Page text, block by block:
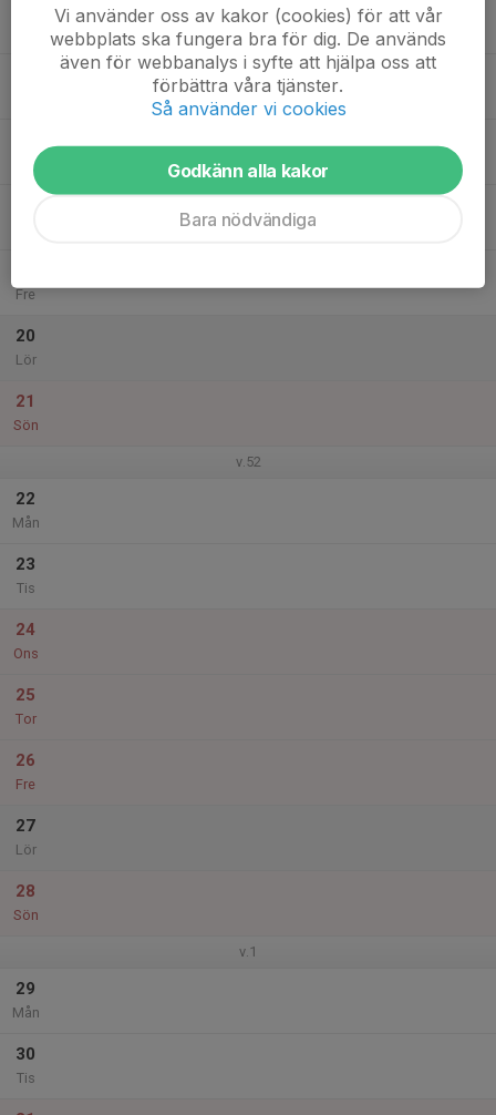
Ons
Fre
20
Lör
21
Sön
v.52
22
Mån
23
Tis
24
Ons
25
Tor
26
Fre
27
Lör
28
Sön
v.1
29
Mån
30
Tis
Vi använder oss av kakor (cookies) för att vår
webbplats ska fungera bra för dig. De används
även för webbanalys i syfte att hjälpa oss att
förbättra våra tjänster.
Så använder vi cookies
Godkänn alla kakor
Bara nödvändiga